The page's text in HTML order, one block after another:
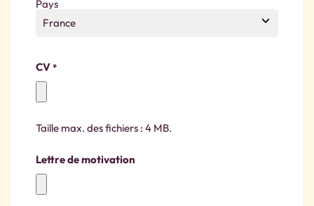
Pays
CV *
Taille max. des fichiers : 4 MB.
Lettre de motivation